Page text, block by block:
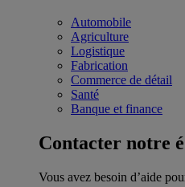
Automobile
Agriculture
Logistique
Fabrication
Commerce de détail
Santé
Banque et finance
Contacter notre
Vous avez besoin d’aide